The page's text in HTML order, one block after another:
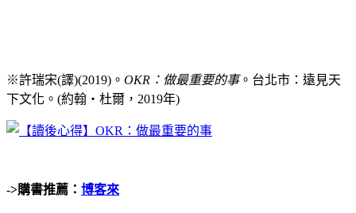
※許瑞宋(譯)(2019)。 OKR：做最重要的事。台北市：遠見天
下文化。(約翰‧杜爾，2019年)
->購書推薦： 博客來